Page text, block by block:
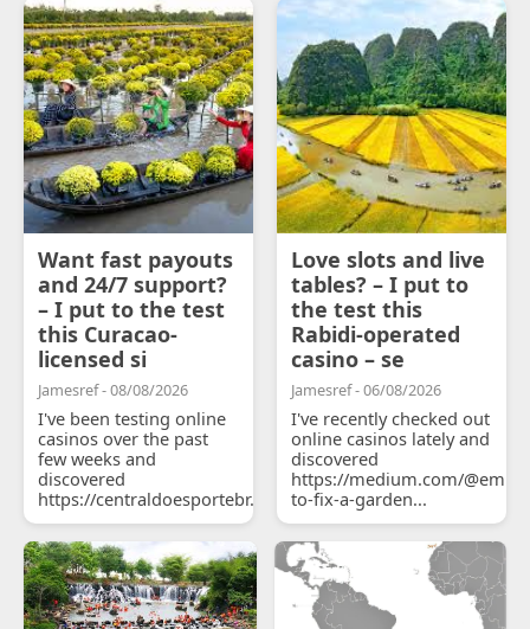
Want fast payouts
and 24/7 support?
– I put to the test
this Curacao-
licensed si
Jamesref - 08/08/2026
I've been testing online
casinos over the past
few weeks and
discovered
https://centraldoesportebr.substack.com/p/cucure...
Love slots and live
tables? – I put to
the test this
Rabidi-operated
casino – se
Jamesref - 06/08/2026
I've recently checked out
online casinos lately and
discovered
https://medium.com/
to-fix-a-garden...